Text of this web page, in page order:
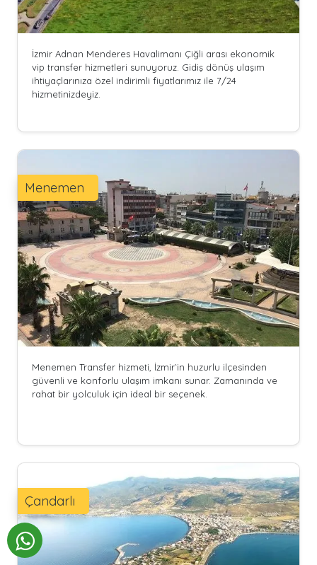
İzmir Adnan Menderes Havalimanı Çiğli arası ekonomik
vip transfer hizmetleri sunuyoruz. Gidiş dönüş ulaşım
ihtiyaçlarınıza özel indirimli fiyatlarımız ile 7/24
hizmetinizdeyiz.
Menemen Transfer hizmeti, İzmir`in huzurlu ilçesinden
güvenli ve konforlu ulaşım imkanı sunar. Zamanında ve
rahat bir yolculuk için ideal bir seçenek.
Menemen
Çandarlı